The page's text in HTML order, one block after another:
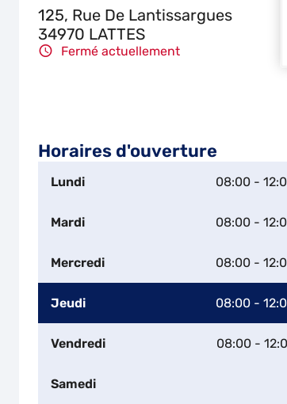
125, Rue De Lantissargues
34970 LATTES
Fermé actuellement
Horaires d'ouverture
Lundi 08:00 -
Mardi 08:00 -
Mercredi 08:00 -
Jeudi 08:00 -
Vendredi 08:00 -
Samedi